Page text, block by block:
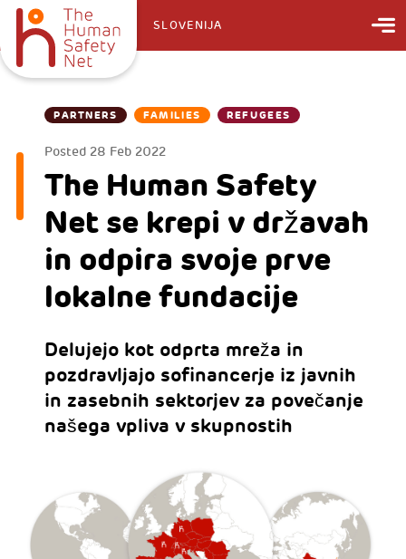
SLOVENIJA
PARTNERS FAMILIES REFUGEES
Posted 28 Feb 2022
The Human Safety
Net se krepi v državah
in odpira svoje prve
lokalne fundacije
Delujejo kot odprta mreža in
pozdravljajo sofinancerje iz javnih
in zasebnih sektorjev za povečanje
našega vpliva v skupnostih